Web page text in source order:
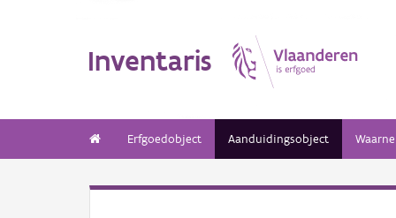
Inventaris
Erfgoedobject Aanduidingsobject